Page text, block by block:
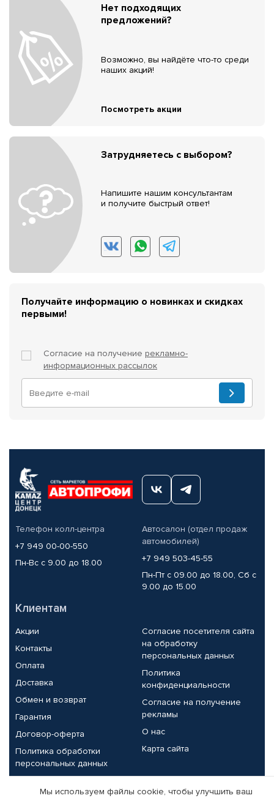
Нет подходящих
предложений?
Возможно, вы найдёте что-то среди
наших акций!
Посмотреть акции
Затрудняетесь с выбором?
Напишите нашим консультантам
и получите быстрый ответ!
Получайте информацию о новинках и скидках
первыми!
Согласие на получение рекламно-
информационных рассылок
Телефон колл-центра
+7 949 00-00-550
Пн-Вс с 9.00 до 18.00
Автосалон (отдел продаж
автомобилей)
+7 949 503-45-55
Пн-Пт с 09.00 до 18.00, Сб с
9.00 до 15.00
Клиентам
Акции
Контакты
Оплата
Доставка
Обмен и возврат
Гарантия
Договор-оферта
Политика обработки
персональных данных
Согласие посетителя сайта
на обработку
персональных данных
Политика
конфиденциальности
Согласие на получение
рекламы
О нас
Карта сайта
Партнерам
Мы используем файлы cookie, чтобы улучшить ваш